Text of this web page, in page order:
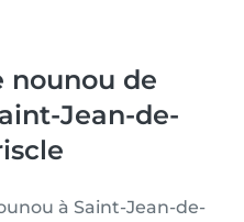
nounou de
Jean-de-
à Saint-Jean-de-